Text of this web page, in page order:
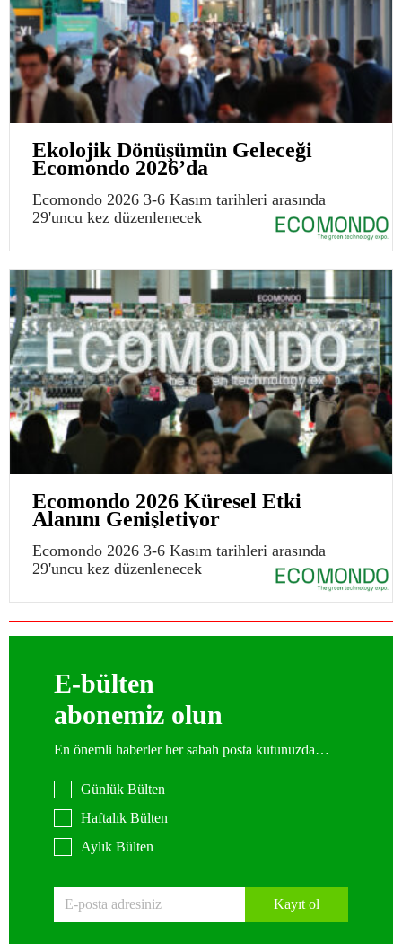
Ekolojik Dönüşümün Geleceği
Ecomondo 2026’da
Ecomondo 2026 3-6 Kasım tarihleri arasında
29'uncu kez düzenlenecek
Ecomondo 2026 Küresel Etki
Alanını Genişletiyor
Ecomondo 2026 3-6 Kasım tarihleri arasında
29'uncu kez düzenlenecek
E-bülten
abonemiz olun
En önemli haberler her sabah posta kutunuzda…
Günlük Bülten
Haftalık Bülten
Aylık Bülten
Kayıt ol